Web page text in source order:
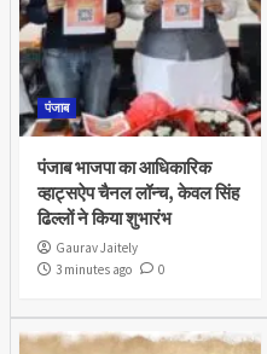
पंजाब
पंजाब भाजपा का आधिकारिक
व्हाट्सऐप चैनल लॉन्च, केवल सिंह
ढिल्लों ने किया शुभारंभ
Gaurav Jaitely
3 minutes ago
0